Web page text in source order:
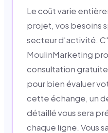
Le coût varie
projet, vos besoins
secteur d'activité.
MoulinMarketing
consultation
pour bien évaluer
cette échange, un
détaillé vous sera
chaque ligne. Vous